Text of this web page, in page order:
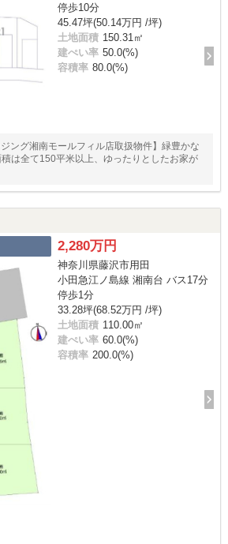
停歩10分
45.47坪(50.14万円 /坪)
土地面積 150.31㎡
建ぺい率 50.0(%)
容積率 80.0(%)
ング湘南モールフィル店取扱物件】緑豊かな
は全て150平米以上、ゆったりとしたお家が
2,280万円
神奈川県藤沢市用田
小田急江ノ島線 湘南台 バス17分
停歩1分
33.28坪(68.52万円 /坪)
土地面積 110.00㎡
建ぺい率 60.0(%)
容積率 200.0(%)